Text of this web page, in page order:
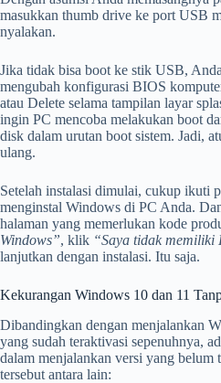
masukkan thumb drive ke port USB
nyalakan.
Jika tidak bisa boot ke stik USB,
mengubah konfigurasi BIOS
atau Delete selama tampilan layar
ingin PC mencoba melakukan boot
disk dalam urutan boot sistem. Jadi,
ulang.
Setelah instalasi dimulai, cukup ikuti
menginstal Windows di PC Anda.
halaman yang memerlukan kode
Windows”, klik “Saya tidak memiliki
lanjutkan dengan instalasi. Itu saja.
Kekurangan Windows 10 dan 11
Dibandingkan dengan menjalankan
yang sudah teraktivasi sepenuhnya,
dalam menjalankan versi yang belum
tersebut antara lain: